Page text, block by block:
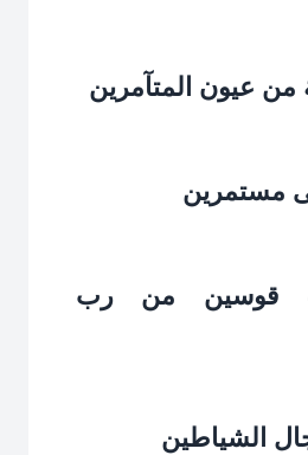
من عيون المتآمرين‏
مستمرين‏
قوسين من رب
الشياطين‏